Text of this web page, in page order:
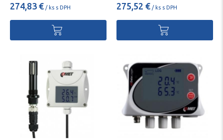
274,83 € / ks s DPH 275,52 € / ks s DPH